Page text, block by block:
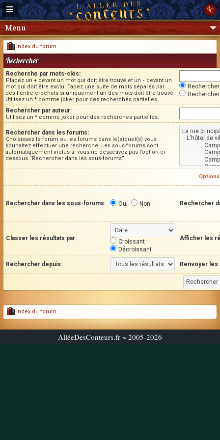
Menu
Index du forum
Rechercher
Recherche par mots-clés:
Placez un + devant un mot qui doit être trouvé et un - devant un
mot qui doit être exclu. Tapez une suite de mots séparés par
des | entre crochets si uniquement un des mots doit être trouvé.
Utilisez un * comme joker pour des recherches partielles.
Rechercher par auteur:
Utilisez un * comme joker pour des recherches partielles.
Rechercher dans les forums:
Choisissez le forum ou les forums dans le(s)quel(s) vous
souhaitez effectuer une recherche. Les sous-forums sont
automatiquement inclus si vous ne désactivez pas l’option ci-
dessous “Rechercher dans les sous-forums”.
Rechercher dans les sous-forums: Oui Non Rechercher
Classer les résultats par:
Croissant
Décroissant
Afficher les
Rechercher depuis: Renvoyer les:
Index du forum
AlléeDesConteurs.fr ~ 2005-2026